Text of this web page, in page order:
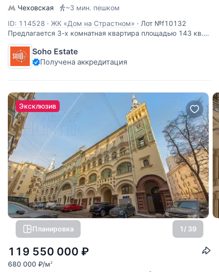
Чеховская
~3 мин. пешком
ID: 114528 · ЖК «Дом на Страстном» · Лот №f10132
Предлагается 3-х комнатная квартира площадью 143 кв.м.
с эксклюзивный дизайнерский ремонт в стиле Loft.
Функциональная планировка (расположение комнат по
«Фен-шуй»): гостиная-студио, с выделенными кухонной и
Soho Estate
Получена аккредитация
Эксклюзив
Планировка 1/ 39
119 550 000 ₽
680 000 ₽/м2